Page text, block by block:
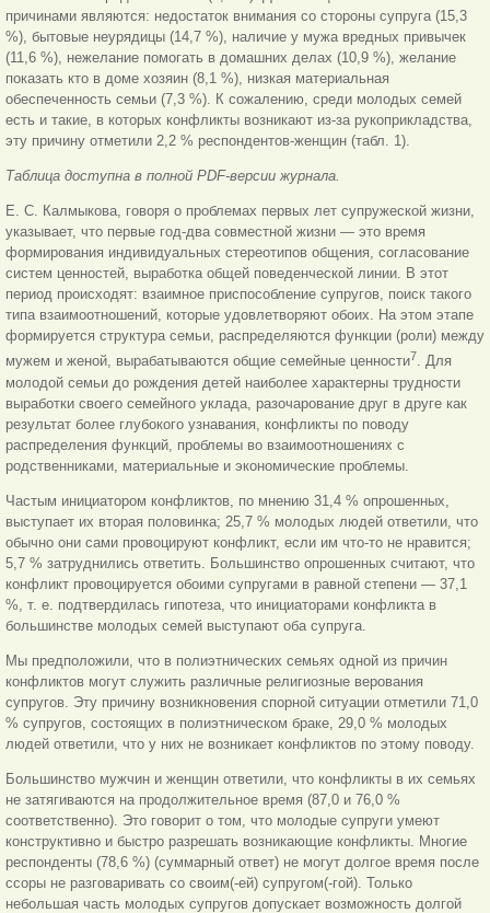
причинами являются: недостаток внимания со стороны супруга (15,3
%), бытовые неурядицы (14,7 %), наличие у мужа вредных привычек
(11,6 %), нежелание помогать в домашних делах (10,9 %), желание
показать кто в доме хозяин (8,1 %), низкая материальная
обеспеченность семьи (7,3 %). К сожалению, среди молодых семей
есть и такие, в которых конфликты возникают из-за рукоприкладства,
эту причину отметили 2,2 % респондентов-женщин (табл. 1).
Таблица доступна в полной PDF-версии журнала.
Е. С. Калмыкова, говоря о проблемах первых лет супружеской жизни,
указывает, что первые год-два совместной жизни — это время
формирования индивидуальных стереотипов общения, согласование
систем ценностей, выработка общей поведенческой линии. В этот
период происходят: взаимное приспособление супругов, поиск такого
типа взаимоотношений, которые удовлетворяют обоих. На этом этапе
формируется структура семьи, распределяются функции (роли) между
мужем и женой, вырабатываются общие семейные ценности7. Для
молодой семьи до рождения детей наиболее характерны трудности
выработки своего семейного уклада, разочарование друг в друге как
результат более глубокого узнавания, конфликты по поводу
распределения функций, проблемы во взаимоотношениях с
родственниками, материальные и экономические проблемы.
Частым инициатором конфликтов, по мнению 31,4 % опрошенных,
выступает их вторая половинка; 25,7 % молодых людей ответили, что
обычно они сами провоцируют конфликт, если им что-то не нравится;
5,7 % затруднились ответить. Большинство опрошенных считают, что
конфликт провоцируется обоими супругами в равной степени — 37,1
%, т. е. подтвердилась гипотеза, что инициаторами конфликта в
большинстве молодых семей выступают оба супруга.
Мы предположили, что в полиэтнических семьях одной из причин
конфликтов могут служить различные религиозные верования
супругов. Эту причину возникновения спорной ситуации отметили 71,0
% супругов, состоящих в полиэтническом браке, 29,0 % молодых
людей ответили, что у них не возникает конфликтов по этому поводу.
Большинство мужчин и женщин ответили, что конфликты в их семьях
не затягиваются на продолжительное время (87,0 и 76,0 %
соответственно). Это говорит о том, что молодые супруги умеют
конструктивно и быстро разрешать возникающие конфликты. Многие
респонденты (78,6 %) (суммарный ответ) не могут долгое время после
ссоры не разговаривать со своим(-ей) супругом(-гой). Только
небольшая часть молодых супругов допускает возможность долгой